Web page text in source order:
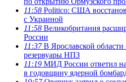
11:58 Politico: США
с Украиной
11:58 Великобритания
России
11:37В Ярославской
резервуары НПЗ
11:19 МИД России ответил
в годовщину ядерной